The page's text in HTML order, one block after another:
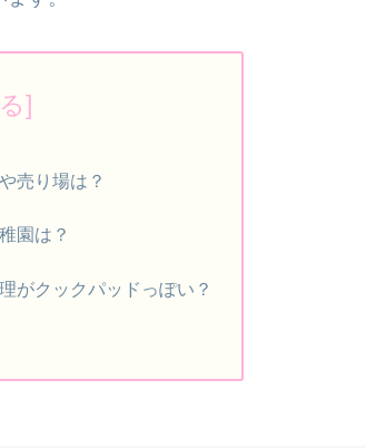
売り場は？
園は？
がクックパッドっぽい？